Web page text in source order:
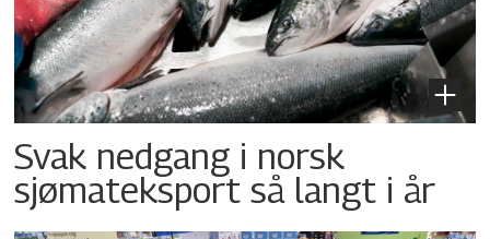
Svak nedgang i norsk
sjømateksport så langt i år